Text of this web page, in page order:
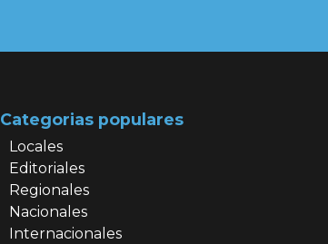
Categorias populares
Locales
Editoriales
Regionales
Nacionales
Internacionales